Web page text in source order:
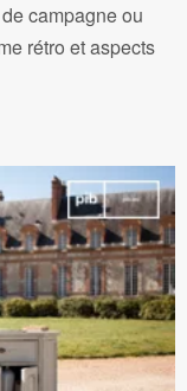
campagne ou
rétro et aspects